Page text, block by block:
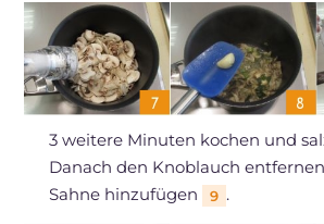
3 weitere Minuten kochen und
Danach den Knoblauch entfernen
Sahne hinzufügen
9 .